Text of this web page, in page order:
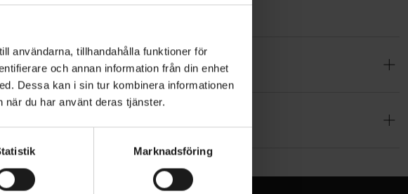
användarna, tillhandahålla funktioner för
och annan information från din enhet
Dessa kan i sin tur kombinera informationen
du har använt deras tjänster.
Marknadsföring
cykelhjälm för alla typer av
Hjälmen är utrustad med
det enkelt att anpassa
för dagen. Den
och säker passform som